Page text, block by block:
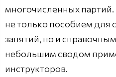
многочисленных
не только пособием для
занятий, но и
небольшим сводом
инструкторов.